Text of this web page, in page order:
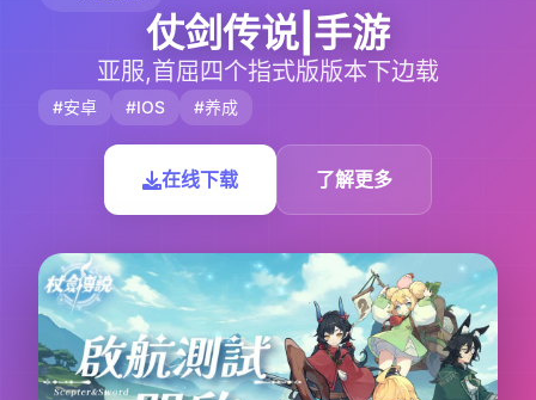
仗剑传说|手游
亚服,首屈四个指式版版本下边载
#安卓 #IOS #养成
在线下载 了解更多